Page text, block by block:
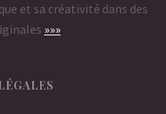
et sa créativité dans des
»»»